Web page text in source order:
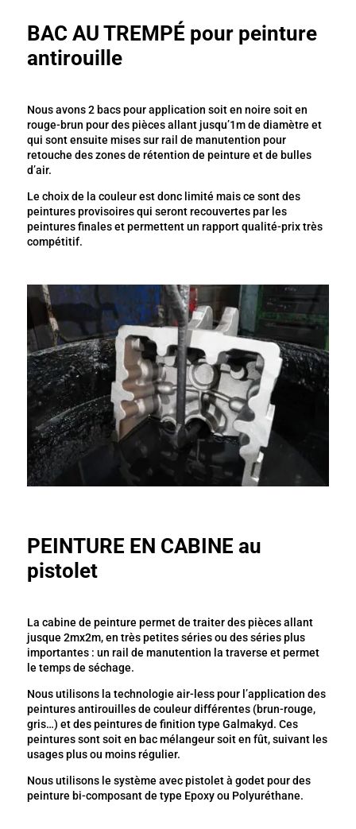
BAC AU TREMPÉ pour peinture
antirouille
Nous avons 2 bacs pour application soit en noire soit en
rouge-brun pour des pièces allant jusqu’1m de diamètre et
qui sont ensuite mises sur rail de manutention pour
retouche des zones de rétention de peinture et de bulles
d’air.
Le choix de la couleur est donc limité mais ce sont des
peintures provisoires qui seront recouvertes par les
peintures finales et permettent un rapport qualité-prix très
compétitif.
PEINTURE EN CABINE au
pistolet
La cabine de peinture permet de traiter des pièces allant
jusque 2mx2m, en très petites séries ou des séries plus
importantes : un rail de manutention la traverse et permet
le temps de séchage.
Nous utilisons la technologie air-less pour l’application des
peintures antirouilles de couleur différentes (brun-rouge,
gris…) et des peintures de finition type Galmakyd. Ces
peintures sont soit en bac mélangeur soit en fût, suivant les
usages plus ou moins régulier.
Nous utilisons le système avec pistolet à godet pour des
peinture bi-composant de type Epoxy ou Polyuréthane.